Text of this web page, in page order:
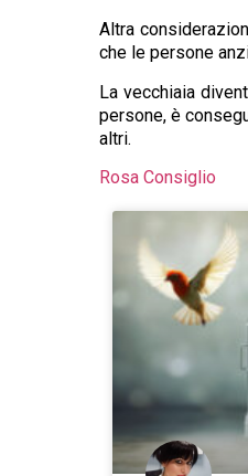
Altra
che le persone
La vecchiaia
persone, è
altri.
Rosa Consiglio